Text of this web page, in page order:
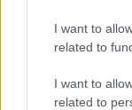
I want to
related to
I want to
related to